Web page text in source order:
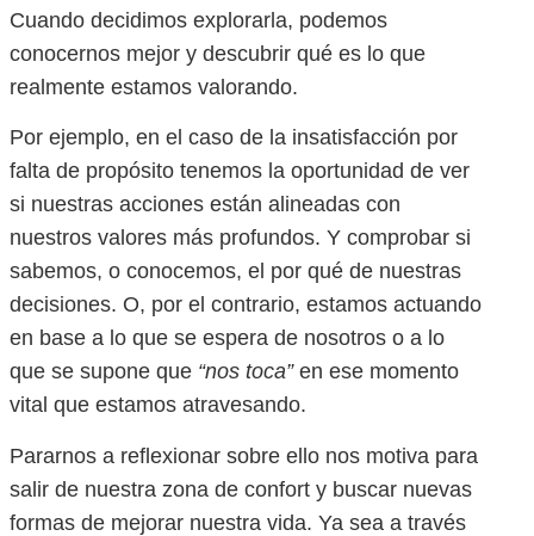
Cuando decidimos explorarla, podemos
conocernos mejor y descubrir qué es lo que
realmente estamos valorando.
Por ejemplo, en el caso de la insatisfacción por
falta de propósito tenemos la oportunidad de ver
si nuestras acciones están alineadas con
nuestros valores más profundos. Y comprobar si
sabemos, o conocemos, el por qué de nuestras
decisiones. O, por el contrario, estamos actuando
en base a lo que se espera de nosotros o a lo
que se supone que “nos toca”en ese momento
vital que estamos atravesando.
Pararnos a reflexionar sobre ello nos motiva para
salir de nuestra zona de confort y buscar nuevas
formas de mejorar nuestra vida. Ya sea a través